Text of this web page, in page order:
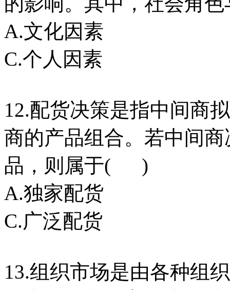
A.文化因素 B.
C.个人因素 D.
12.配货决策是指中间商
商的产品组合。若中间
品，则属于( )
A.独家配货 B.
C.广泛配货 D.
13.组织市场是由各种组